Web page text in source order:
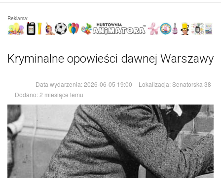
Reklama:
Kryminalne opowieści dawnej Warszawy
Data wydarzenia:2026-06-05 19:00 Lokalizacja:Senatorska 38
Dodano:2 miesiące temu